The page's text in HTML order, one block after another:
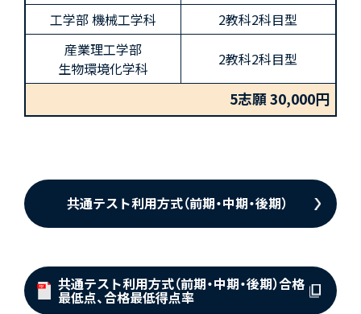
工学部 機械工学科
2教科2科目型
産業理工学部
生物環境化学科
2教科2科目型
5志願 30,000円
共通テスト利用方式（前期・中期・後期）
共通テスト利用方式（前期・中期・後期）合格
最低点、合格最低得点率